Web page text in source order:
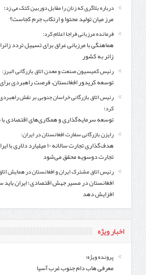
درباره بلاگری که زنان را مقابل دوربین کتک می زد؛
مرز میان تولید محتوا و ارتکاب جرم کجاست؟
فرمانده مرزبانی فراجا اعلام کرد:
هماهنگی با مرزبانی عراق برای تسهیل تردد
زائر به کشور
رئیس کمیسیون صنعت و معدن اتاق بازرگانی البرز:
توسعه کریدور افغانستان، فرصت راهبردی
رئیس اتاق بازرگانی خراسان جنوبی بر نقش راهبردی
کرد؛
توسعه سرمایه‌گذاری و همکاری‌های اقتصادی
رایزن بازرگانی سفارت افغانستان در ایران:
هدف‌گذاری تجارت سالانه ۱۰
تجارت دوسویه محقق می‌شود
رئیس اتاق مشترک ایران و افغانستان در همایش
افغانستان در مسیر جهش اقتصادی؛ ایران باید
افزایش دهد
اخبار ویژه
پرونده ویژه؛
معرفی هاب دام جنوب غرب آسیا